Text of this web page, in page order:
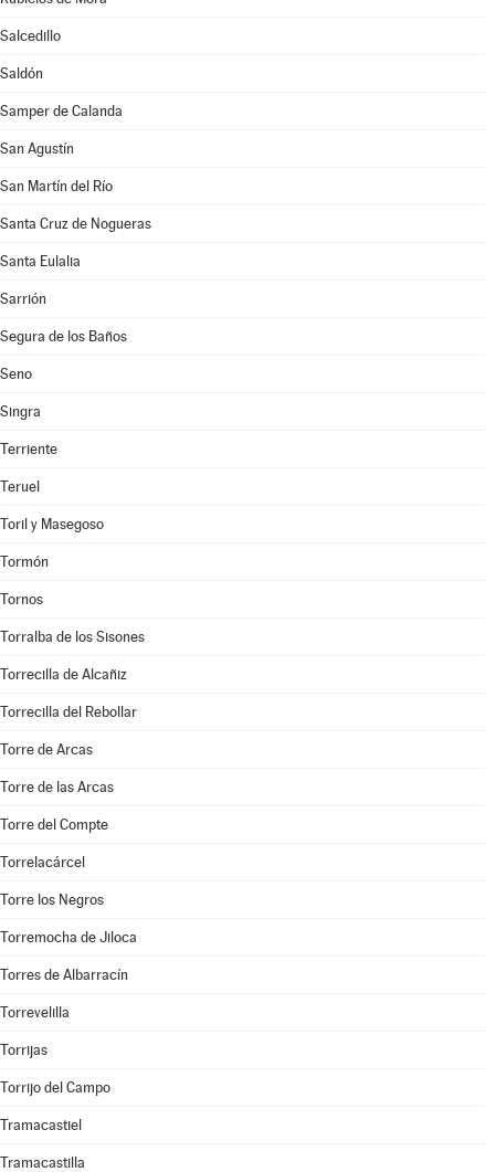
Salcedillo
Saldón
Samper de Calanda
San Agustín
San Martín del Río
Santa Cruz de Nogueras
Santa Eulalia
Sarrión
Segura de los Baños
Seno
Singra
Terriente
Teruel
Toril y Masegoso
Tormón
Tornos
Torralba de los Sisones
Torrecilla de Alcañiz
Torrecilla del Rebollar
Torre de Arcas
Torre de las Arcas
Torre del Compte
Torrelacárcel
Torre los Negros
Torremocha de Jiloca
Torres de Albarracín
Torrevelilla
Torrijas
Torrijo del Campo
Tramacastiel
Tramacastilla